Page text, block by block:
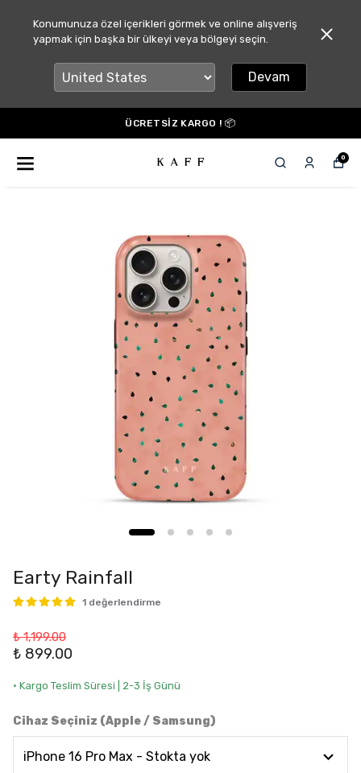
Konumunuza özel içerikleri görmek ve online alışveriş
yapmak için başka bir ülkeyi veya bölgeyi seçin.
Devam
ÜCRETSİZ KARGO ! 📦
0
Earty Rainfall
1 değerlendirme
₺ 1,199.00
₺ 899.00
• Kargo Teslim Süresi | 2-3 İş Günü
Cihaz Seçiniz (Apple / Samsung)